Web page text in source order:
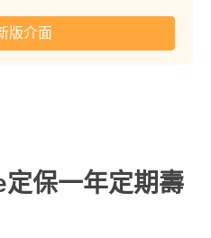
版介面
保一年定期壽